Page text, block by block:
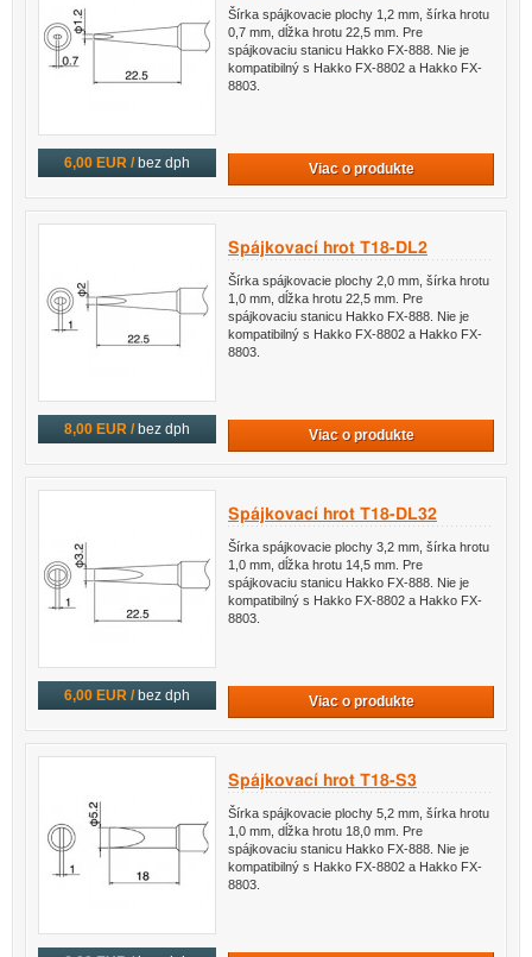
6,00 EUR / bez dph
Šírka spájkovacie plochy 1,2 mm, šírka hrotu
0,7 mm, dĺžka hrotu 22,5 mm. Pre
spájkovaciu stanicu Hakko FX-888. Nie je
kompatibilný s Hakko FX-8802 a Hakko FX-
8803.
Viac o produkte
8,00 EUR / bez dph
Spájkovací hrot T18-DL2
Šírka spájkovacie plochy 2,0 mm, šírka hrotu
1,0 mm, dĺžka hrotu 22,5 mm. Pre
spájkovaciu stanicu Hakko FX-888. Nie je
kompatibilný s Hakko FX-8802 a Hakko FX-
8803.
Viac o produkte
6,00 EUR / bez dph
Spájkovací hrot T18-DL32
Šírka spájkovacie plochy 3,2 mm, šírka hrotu
1,0 mm, dĺžka hrotu 14,5 mm. Pre
spájkovaciu stanicu Hakko FX-888. Nie je
kompatibilný s Hakko FX-8802 a Hakko FX-
8803.
Viac o produkte
Spájkovací hrot T18-S3
Šírka spájkovacie plochy 5,2 mm, šírka hrotu
1,0 mm, dĺžka hrotu 18,0 mm. Pre
spájkovaciu stanicu Hakko FX-888. Nie je
kompatibilný s Hakko FX-8802 a Hakko FX-
8803.